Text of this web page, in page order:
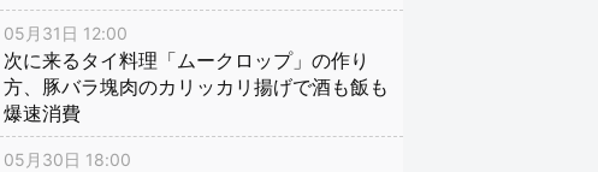
05月31日 12:00
次に来るタイ料理「ムークロップ」の作り
方、豚バラ塊肉のカリッカリ揚げで酒も飯も
爆速消費
05月30日 18:00